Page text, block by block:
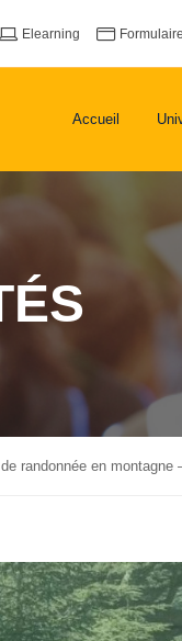
Elearning
Accueil
randonnée en montagne